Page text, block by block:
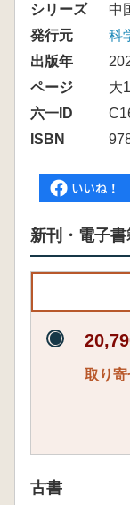
シリーズ
中
発行元
科
出版年
ページ
大
六一ID
ISBN
新刊・電子書
取り寄
古書